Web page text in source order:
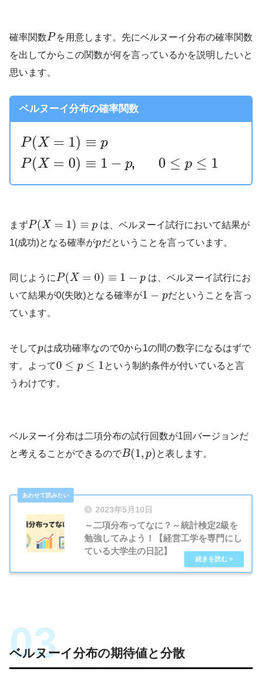
確率関数P を用意します。先にベルヌーイ分布の確率関数
を出してからこの関数が何を言っているかを説明したいと
思います。
ベルヌーイ分布の確率関数
P(X = 1) ≡ p
P(X = 0) ≡ 1 − p, 0 ≤ p ≤ 1
まずP(X = 1) ≡ pは、ベルヌーイ試行において結果が
1(成功)となる確率がpだということを言っています。
同じようにP(X = 0) ≡ 1 − p は、ベルヌーイ試行にお
いて結果が0(失敗)となる確率が1 − pだということを言っ
ています。
そしてpは成功確率なので0から1の間の数字になるはずで
す。よって0 ≤ p ≤ 1という制約条件が付いていると言
うわけです。
ベルヌーイ分布は二項分布の試行回数が1回バージョンだ
と考えることができるのでB(1, p) と表します。
2023年5月10日
～二項分布ってなに？～統計検定2級を
勉強してみよう！【経営工学を専門にし
ている大学生の日記】
ベルヌーイ分布の期待値と分散